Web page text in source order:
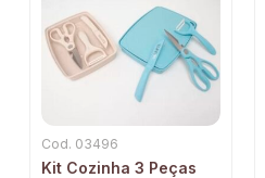
Cod. 03496
Kit Cozinha 3 Peças